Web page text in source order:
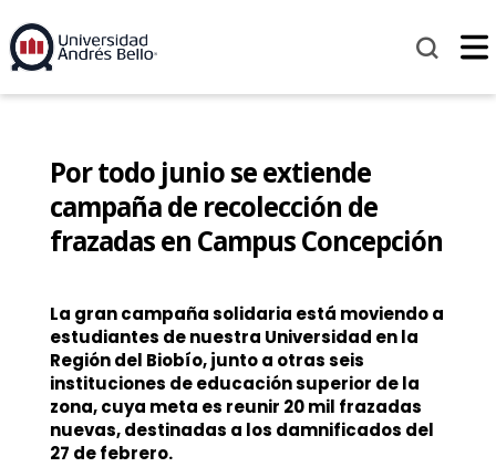
Por todo junio se extiende
campaña de recolección de
frazadas en Campus Concepción
La gran campaña solidaria está moviendo a
estudiantes de nuestra Universidad en la
Región del Biobío, junto a otras seis
instituciones de educación superior de la
zona, cuya meta es reunir 20 mil frazadas
nuevas, destinadas a los damnificados del
27 de febrero.